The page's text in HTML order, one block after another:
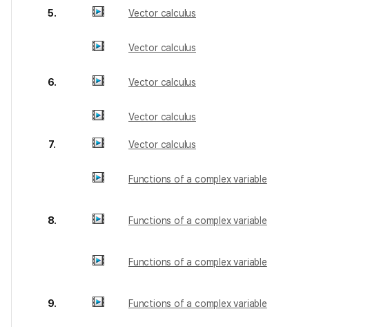
5. Vector calculus
Vector calculus
6. Vector calculus
Vector calculus
7. Vector calculus
Functions of a complex variable
8. Functions of a complex variable
Functions of a complex variable
9. Functions of a complex variable